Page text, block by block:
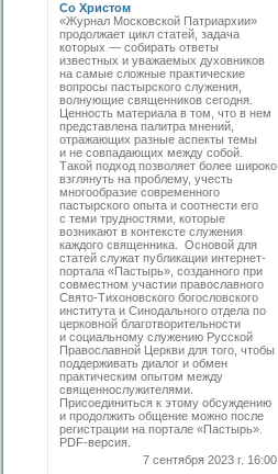
Со Христом
«Журнал Московской Патриархии»
продолжает цикл статей, задача
которых — собирать ответы
известных и уважаемых духовников
на самые сложные практические
вопросы пастырского служения,
волнующие священников сегодня.
Ценность материала в том, что в нем
представлена палитра мнений,
отражающих разные аспекты темы
и не совпадающих между собой.
Такой подход позволяет более широко
взглянуть на проблему, учесть
многообразие современного
пастырского опыта и соотнести его
с теми трудностями, которые
возникают в контексте служения
каждого священника. Основой для
статей служат публикации интернет-
портала «Пастырь», созданного при
совместном участии православного
Свято-Тихоновского богословского
института и Синодального отдела по
церковной благотворительности
и социальному служению Русской
Православной Церкви для того, чтобы
поддерживать диалог и обмен
практическим опытом между
священнослужителями.
Присоединиться к этому обсуждению
и продолжить общение можно после
регистрации на портале «Пастырь».
PDF-версия.
7 сентября 2023 г. 16:00